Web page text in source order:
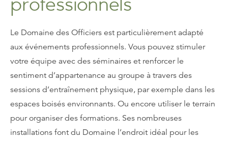
Le Domaine des Officiers est particulièrement adapté
aux événements professionnels. Vous pouvez stimuler
votre équipe avec des séminaires et renforcer le
sentiment d’appartenance au groupe à travers des
sessions d’entraînement physique, par exemple dans les
espaces boisés environnants. Ou encore utiliser le terrain
pour organiser des formations. Ses nombreuses
installations font du Domaine l’endroit idéal pour les